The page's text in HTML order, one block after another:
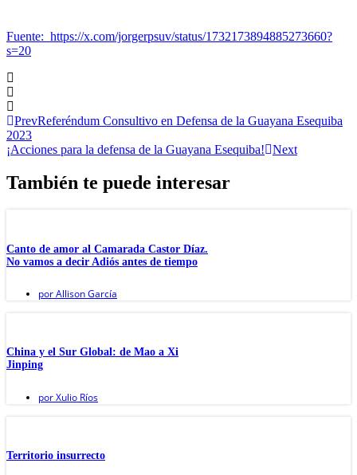
Fuente: https://x.com/jorgerpsuv/status/1732173894885273660?
s=20
PrevReferéndum Consultivo en Defensa de la Guayana Esequiba
2023
¡Acciones para la defensa de la Guayana Esequiba!
Next
También te puede interesar
Canto de amor al Camarada Castor Díaz.
No vamos a decir Adiós antes de tiempo
porAllison García
China y el Sur Global: de Mao a Xi
Jinping
porXulio Ríos
Territorio insurrecto